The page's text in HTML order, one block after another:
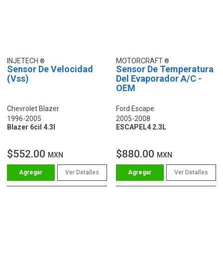
INJETECH
Sensor De Velocidad
(Vss)
Chevrolet Blazer
1996-2005
Blazer 6cil 4.3l
$552.00 MXN
Ver Detalles
MOTORCRAFT
Sensor De Temperatura
Del Evaporador A/C -
OEM
Ford Escape
2005-2008
ESCAPEL4 2.3L
$880.00 MXN
Ver Detalles